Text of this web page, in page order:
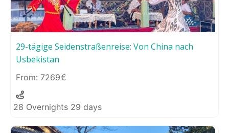
29-tägige Seidenstraßenreise: Von China nach
Usbekistan
7269
28 Overnights 29 days